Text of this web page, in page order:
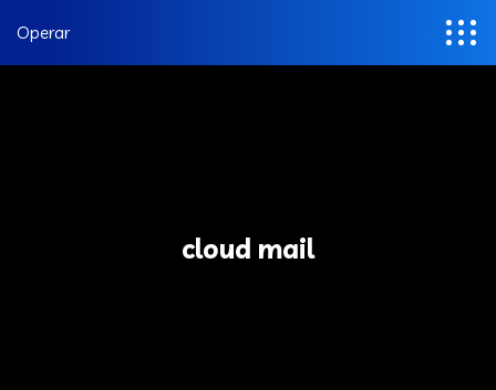
Operar
cloud mail